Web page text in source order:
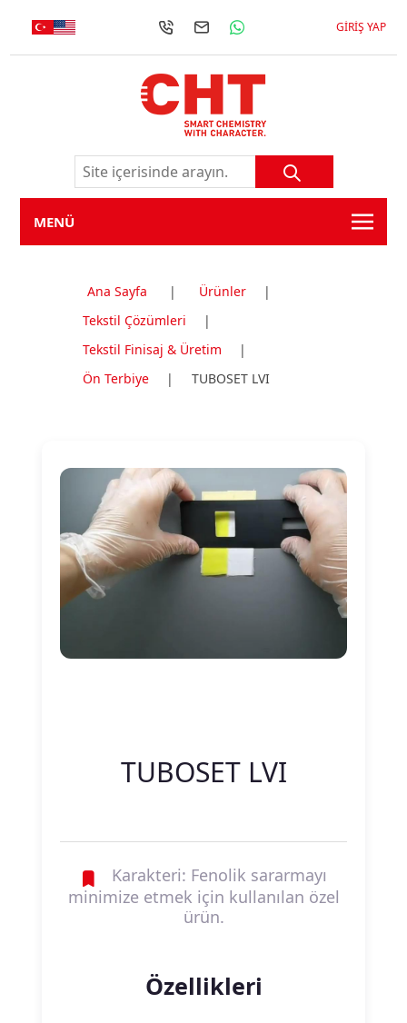
GIRIŞ YAP
MENÜ
Ana Sayfa | Ürünler
|
Tekstil Çözümleri
|
Tekstil Finisaj & Üretim
|
Ön Terbiye
| TUBOSET LVI
TUBOSET LVI
Karakteri: Fenolik sararmayı
minimize etmek için kullanılan özel
ürün.
Özellikleri